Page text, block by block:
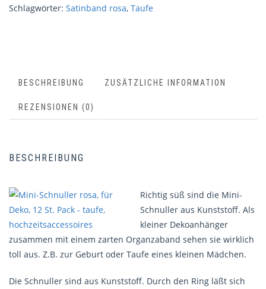
Schlagwörter: Satinband rosa, Taufe
BESCHREIBUNG ZUSÄTZLICHE INFORMATION
REZENSIONEN (0)
BESCHREIBUNG
Richtig süß sind die Mini-
Schnuller aus Kunststoff. Als
kleiner Dekoanhänger
zusammen mit einem zarten Organzaband sehen sie wirklich
toll aus. Z.B. zur Geburt oder Taufe eines kleinen Mädchen.
Die Schnuller sind aus Kunststoff. Durch den Ring läßt sich